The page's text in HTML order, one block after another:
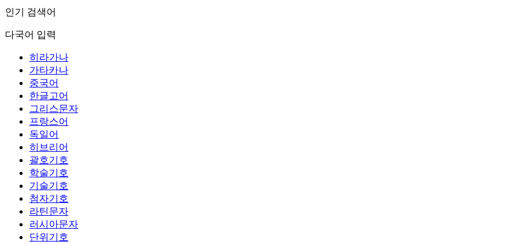
인기 검색어
다국어 입력
히라가나
가타카나
중국어
한글고어
그리스문자
프랑스어
독일어
히브리어
괄호기호
학술기호
기술기호
첨자기호
라틴문자
러시아문자
단위기호